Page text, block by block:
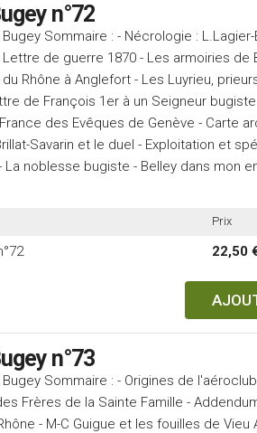
n°72
Sommaire : - Nécrologie :
de guerre 1870 - Les armoiries de
Rhône à Anglefort - Les Luyrieu,
de François 1er à un Seigneur
des Evêques de Genève - Carte
Savarin et le duel - Exploitation et
La noblesse bugiste - Belley dans mon
Prix
22,50
n°73
Sommaire : - Origines de
Frères de la Sainte Famille -
- M-C Guigue et les fouilles de Vieu